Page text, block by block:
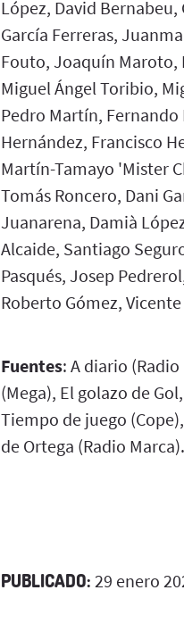
López, David
García Ferreras,
Fouto, Joaquín Maroto,
Miguel Ángel Toribio,
Pedro Martín,
Hernández, Francisco
Martín-Tamayo 'Mister
Tomás Roncero, Dani
Juanarena, Damià
Alcaide, Santiago
Pasqués, Josep
Roberto Gómez,
Fuentes: A diario
(Mega), El golazo de
Tiempo de juego
de Ortega (Radio Marca).
PUBLICADO: 29 enero